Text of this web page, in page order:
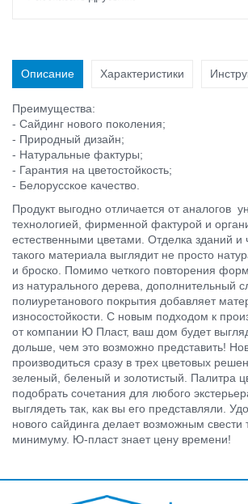
Описание Характеристики
Преимущества:
- Сайдинг нового поколения;
- Природный дизайн;
- Натуральные фактуры;
- Гарантия на цветостойкость;
- Белорусское качество.
Продукт выгодно отличается от аналогов
технологией, фирменной фактурой и
естественными цветами. Отделка зданий и
такого материала выглядит не просто
и броско. Помимо четкого повторения
из натурального дерева, дополнительный
полиуретанового покрытия добавляет
износостойкости. С новым подходом к
от компании Ю Пласт, ваш дом будет
дольше, чем это возможно представить!
производиться сразу в трех цветовых
зеленый, беленый и золотистый. Палитра
подобрать сочетания для любого
выглядеть так, как вы его представляли.
нового сайдинга делает возможным свести
минимуму. Ю-пласт знает цену времени!